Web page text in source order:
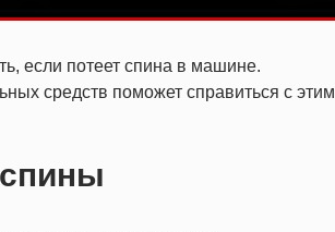
если потеет спина в машине.
средств поможет справиться с этим